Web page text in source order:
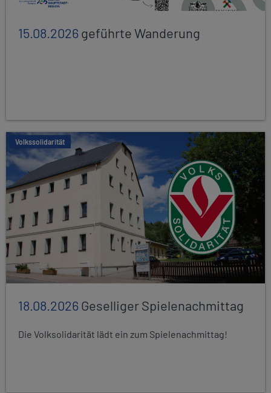
15.08.2026geführte Wanderung
Volkssolidarität
18.08.2026Geselliger Spielenachmittag
Die Volksolidarität lädt ein zum Spielenachmittag!